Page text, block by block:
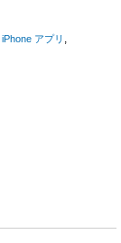
iPhone アプリ ,